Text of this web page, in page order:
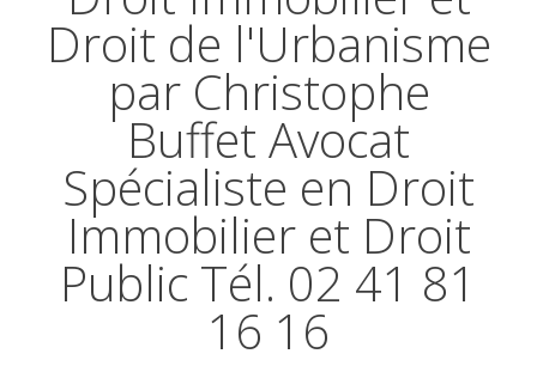
Droit de l'Urbanisme
par Christophe
Buffet Avocat
Spécialiste en Droit
Immobilier et Droit
Public Tél. 02 41 81
16 16